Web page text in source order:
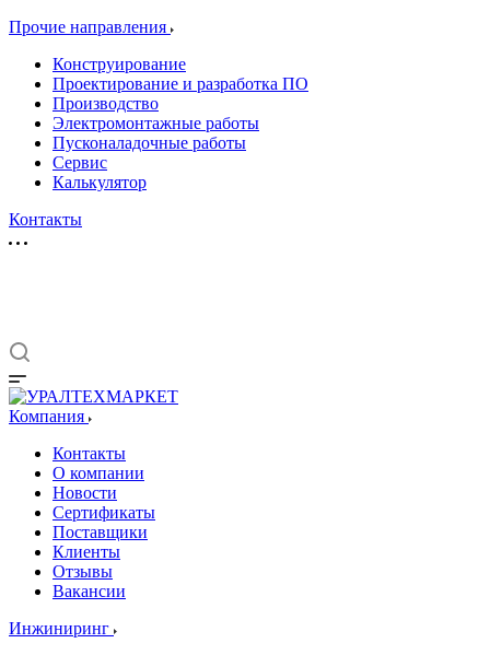
Прочие направления
Конструирование
Проектирование и разработка ПО
Производство
Электромонтажные работы
Пусконаладочные работы
Сервис
Калькулятор
Контакты
Компания
Контакты
О компании
Новости
Сертификаты
Поставщики
Клиенты
Отзывы
Вакансии
Инжиниринг